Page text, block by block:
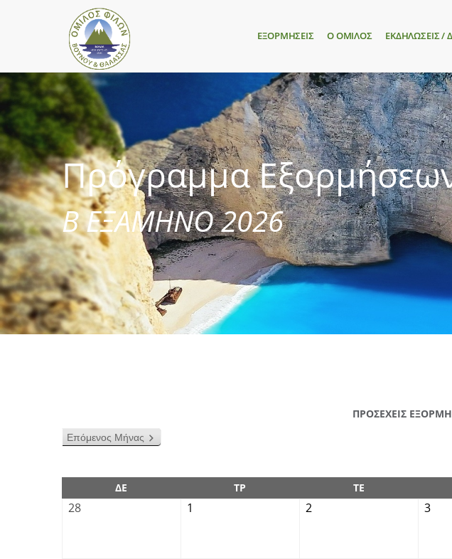
ΕΞΟΡΜΗΣΕΙΣ Ο ΟΜΙΛΟΣ ΕΚΔΗΛΩΣΕΙΣ /
Πρόγραμμα
Β ΕΞΑΜΗΝΟ 2026
ΠΡΟΣΕΧΕΙΣ
Επόμενος Μήνας
ΔΕ ΤΡ ΤΕ
28 1 2 3